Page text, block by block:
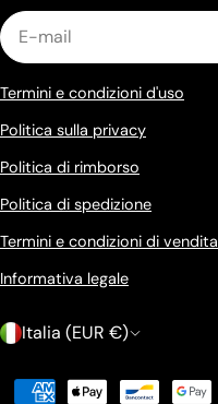
E-
mail
Termini e condizioni d'uso
Politica sulla privacy
Politica di rimborso
Politica di spedizione
Termini e condizioni di vendita
Informativa legale
P
Italia (EUR €)
Modalità